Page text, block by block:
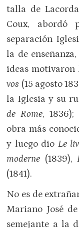
talla de
Coux, abordó
separación
la de
ideas motivaron
vos (15 agosto
la Iglesia y su
de Rome,
obra más
y luego dio Le
moderne (1839),
(1841).
No es de
Mariano José
semejante a la